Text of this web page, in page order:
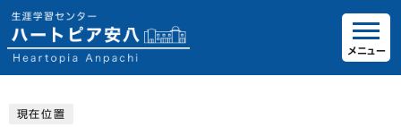
メニュー
現在位置